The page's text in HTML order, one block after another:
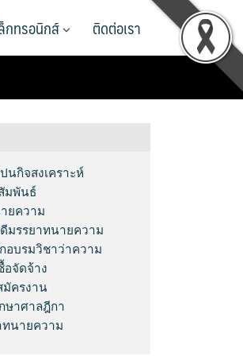
กทรอนิกส์ ติดต่อเรา
นกิจสงเคราะห์
มพันธ์
ยความ
มรรยาทนายความ
อบรมวิชาว่าความ
อจัดจ้าง
มัครงาน
ษาศาลฎีกา
ทนายความ